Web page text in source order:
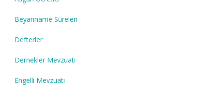
Beyanname Süreleri
Defterler
Dernekler Mevzuatı
Engelli Mevzuatı